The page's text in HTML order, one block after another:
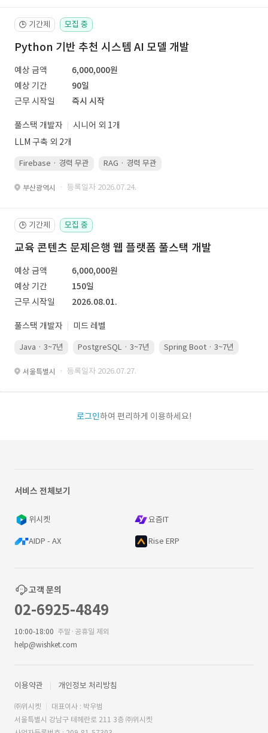
🕒 기간제 모집 중
Python 기반 추천 시스템 AI 모델 개발
예상 금액
6,000,000원
예상 기간
90일
근무 시작일
즉시 시작
풀스택 개발자
시니어 외 1개
LLM 구축 외 2개
Firebase · 경력 무관 RAG · 경력 무관
부산광역시 · 등록일자 2026.07.24.
🕒 기간제 모집 중
교육 콘텐츠 문제은행 웹 플랫폼 풀스택 개발
예상 금액
6,000,000원
예상 기간
150일
근무 시작일
2026.08.01.
풀스택 개발자 미드 레벨
Java · 3~7년 PostgreSQL · 3~7년 Spring Boot · 3~7년
서울특별시 · 등록일자 2026.07.27.
로그인하여 편리하게 이용하세요!
서비스 전체보기
위시켓 요즘IT
AIDP - AX Rise ERP
고객 문의
02-6925-4849
10:00-18:00 주말·공휴일 제외
help@wishket.com
이용약관 개인정보 처리방침
㈜위시켓
대표이사 : 박우범
서울특별시 강남구 테헤란로 211 3층 ㈜위시켓